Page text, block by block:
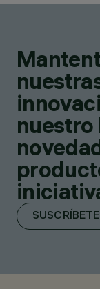
SUSCRÍBETE